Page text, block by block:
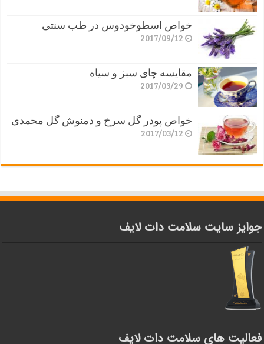
خواص اسطوخودوس در طب سنتی
2017/09/12
مقایسه چای سبز و سیاه
2017/03/29
خواص پودر گل سرخ و دمنوش گل محمدی
2017/03/12
جوایز سایت سلامت دات لایف
فعالیت های سلامت دات لایف